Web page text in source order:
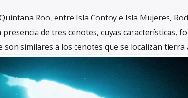
Roo, entre Isla Contoy e Isla Mujeres,
de tres cenotes, cuyas características,
son similares a los cenotes que se localizan tierra